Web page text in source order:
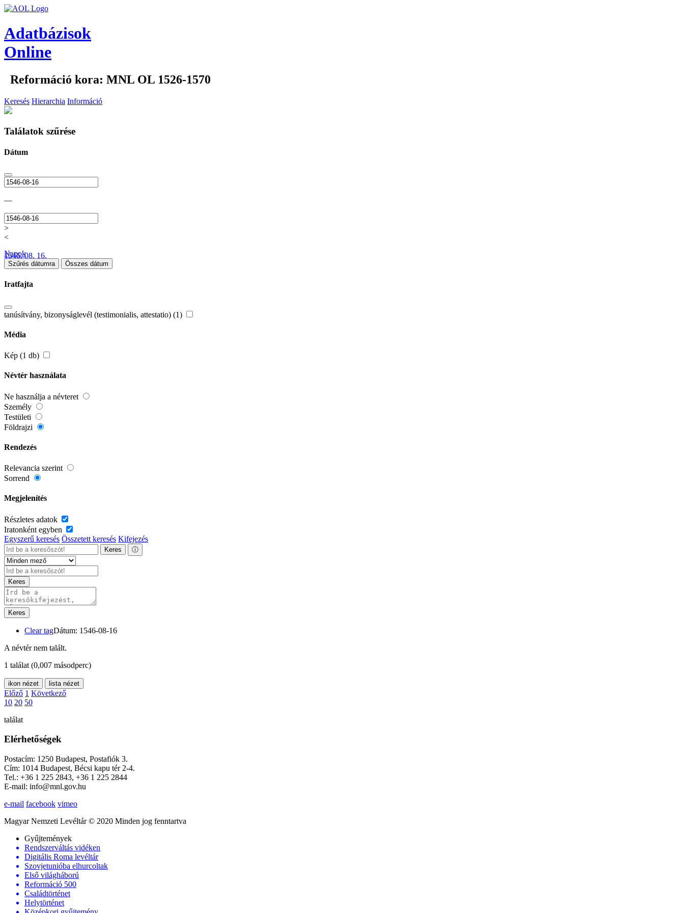
Adatbázisok
Online
Reformáció kora: MNL OL 1526-1570
Keresés Hierarchia Információ
Találatok szűrése
Dátum
—
>
<
1546. 08. 16.
Napok
Szűrés dátumra Összes dátum
Iratfajta
tanúsítvány, bizonyságlevél (testimonialis, attestatio) (1)
Média
Kép (1 db)
Névtér használata
Ne használja a névteret
Személy
Testületi
Földrajzi
Rendezés
Relevancia szerint
Sorrend
Megjelenítés
Részletes adatok
Iratonként egyben
Egyszerű keresés Összetett keresés Kifejezés
Keres ⓘ
Keres
Keres
Clear tagDátum: 1546-08-16
A névtér nem talált.
1 találat (0,007 másodperc)
ikon nézet lista nézet
Előző 1 Következő
10 20 50
találat
Elérhetőségek
Postacím: 1250 Budapest, Postafiók 3.
Cím: 1014 Budapest, Bécsi kapu tér 2-4.
Tel.: +36 1 225 2843, +36 1 225 2844
E-mail: info@mnl.gov.hu
e-mail facebook vimeo
Magyar Nemzeti Levéltár © 2020 Minden jog fenntartva
Gyűjtemények
Rendszerváltás vidéken
Digitális Roma levéltár
Szovjetunióba elhurcoltak
Első világháború
Reformáció 500
Családtörténet
Helytörténet